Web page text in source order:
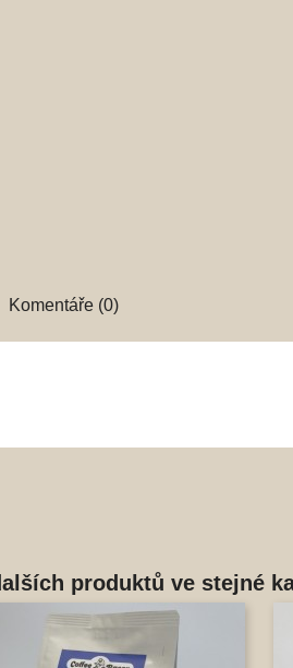
Komentáře (0)
produktů ve stejné